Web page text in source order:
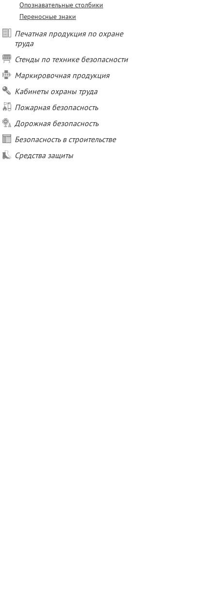
Опознавательные столбики
Переносные знаки
Печатная продукция по охране
труда
Стенды по технике безопасности
Маркировочная продукция
Кабинеты охраны труда
Пожарная безопасность
Дорожная безопасность
Безопасность в строительстве
Средства защиты